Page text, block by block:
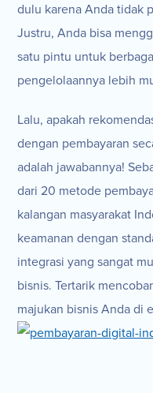
dulu karena Anda tidak
Justru, Anda bisa
satu pintu untuk
pengelolaannya lebih
Lalu, apakah
dengan pembayaran
adalah jawabannya!
dari 20 metode
kalangan masyarakat
keamanan dengan
integrasi yang sangat
bisnis. Tertarik
majukan bisnis Anda di